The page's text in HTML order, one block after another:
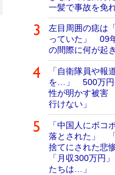
一髪で事故を免
左目周囲の痣は
っていた」 09
の間際に何が起
「自衛隊員や報
を…」 500万円
性が明かす被害
行けない」
「中国人にボコ
落とされた」
捨てにされた悲
「月収300万円
たちは…」